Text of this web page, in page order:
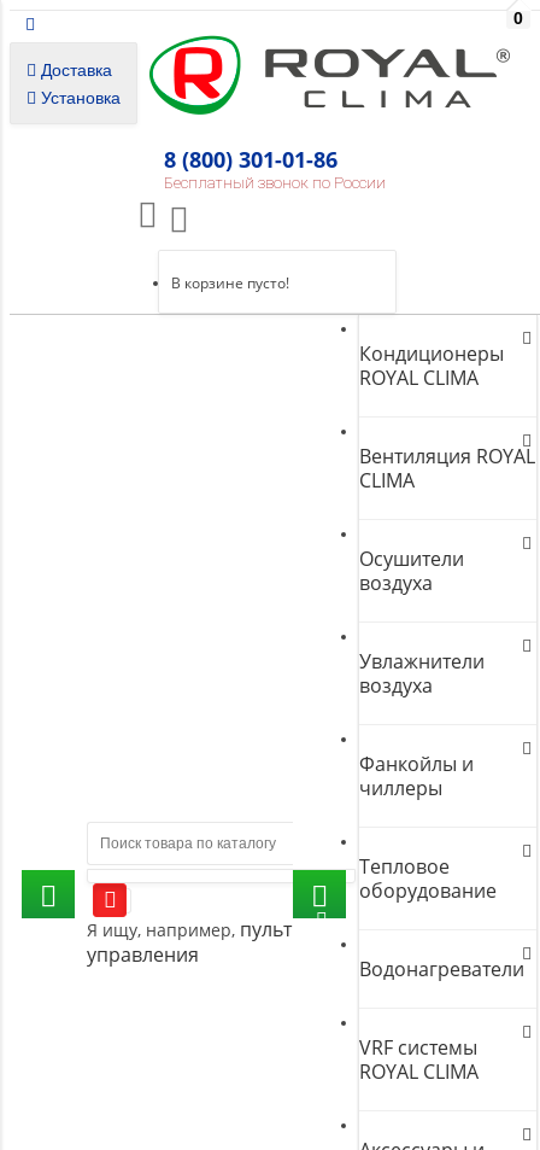
Доставка
Установка
8 (800) 301-01-86
Бесплатный звонок по России
0
В корзине пусто!
Я ищу, например, пульт
управления
Кондиционеры
ROYAL CLIMA
Вентиляция ROYAL
CLIMA
Осушители
воздуха
Увлажнители
воздуха
Фанкойлы и
чиллеры
Тепловое
оборудование
Водонагреватели
VRF системы
ROYAL CLIMA